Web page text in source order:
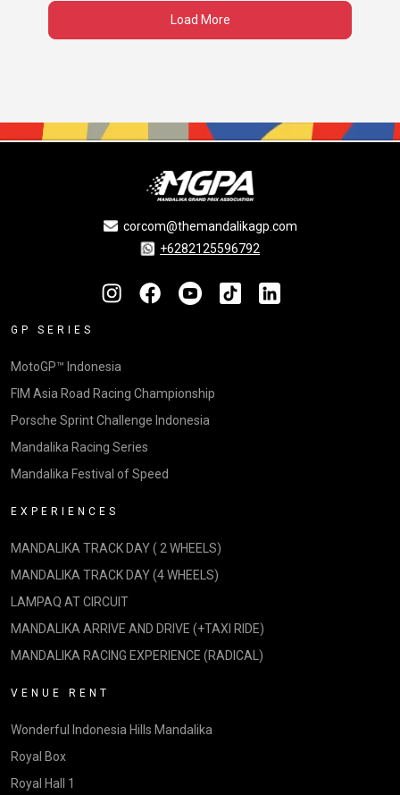
Load More
corcom@themandalikagp.com
+6282125596792
GP SERIES
MotoGP™ Indonesia
FIM Asia Road Racing Championship
Porsche Sprint Challenge Indonesia
Mandalika Racing Series
Mandalika Festival of Speed
EXPERIENCES
MANDALIKA TRACK DAY ( 2 WHEELS)
MANDALIKA TRACK DAY (4 WHEELS)
LAMPAQ AT CIRCUIT
MANDALIKA ARRIVE AND DRIVE (+TAXI RIDE)
MANDALIKA RACING EXPERIENCE (RADICAL)
VENUE RENT
Wonderful Indonesia Hills Mandalika
Royal Box
Royal Hall 1